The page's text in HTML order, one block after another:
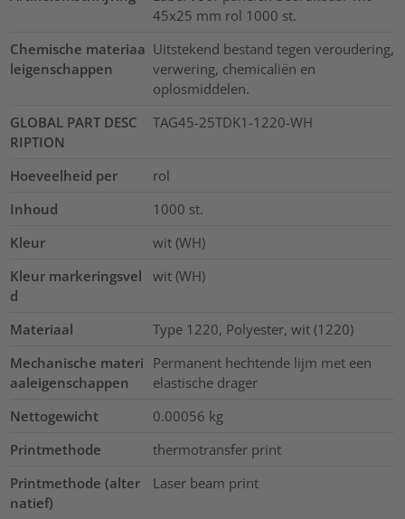
45x25 mm rol 1000 st.
Chemische materiaa
leigenschappen
Uitstekend bestand tegen veroudering,
verwering, chemicaliën en
oplosmiddelen.
GLOBAL PART DESC
RIPTION
TAG45-25TDK1-1220-WH
Hoeveelheid per
rol
Inhoud
1000 st.
Kleur
wit (WH)
Kleur markeringsvel
d
wit (WH)
Materiaal
Type 1220, Polyester, wit (1220)
Mechanische materi
aaleigenschappen
Permanent hechtende lijm met een
elastische drager
Nettogewicht
0.00056 kg
Printmethode
thermotransfer print
Printmethode (alter
natief)
Laser beam print